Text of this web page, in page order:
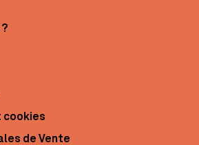
de Vente